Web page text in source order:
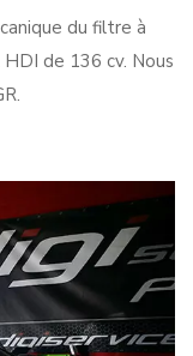
du filtre à
HDI de 136 cv. Nous